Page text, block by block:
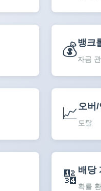
💰뱅크
자금
📈 오버/
토탈
🔢 배당
확률